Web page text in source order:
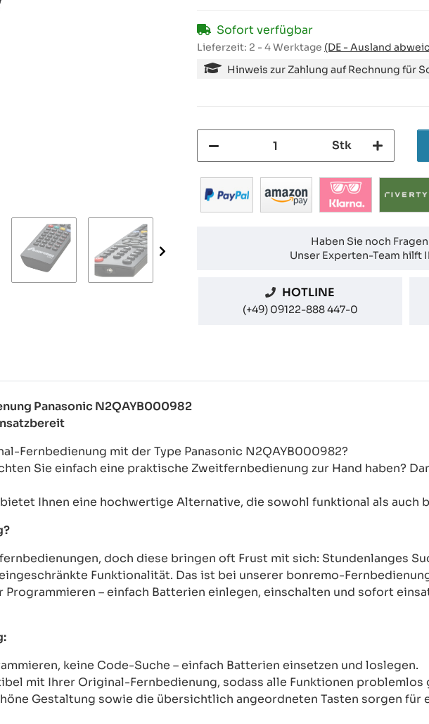
Sofort verfügbar
Lieferzeit: 2 - 4 Werktage (DE - Ausland
Hinweis zur Zahlung auf Rechnung für
Stk
Haben Sie noch
Unser Experten-Team hilft
HOTLINE
(+49) 09122-888 447-0
Panasonic N2QAYB000982
Fernbedienung mit der Type Panasonic N2QAYB000982?
Sie einfach eine praktische Zweitfernbedienung zur Hand haben?
Ihnen eine hochwertige Alternative, die sowohl funktional als auch
doch diese bringen oft Frust mit sich: Stundenlanges
Funktionalität. Das ist bei unserer bonremo-
– einfach Batterien einlegen, einschalten und sofort
keine Code-Suche – einfach Batterien einsetzen und loslegen.
mit Ihrer Original-Fernbedienung, sodass alle Funktionen
Gestaltung sowie die übersichtlich angeordneten Tasten sorgen für